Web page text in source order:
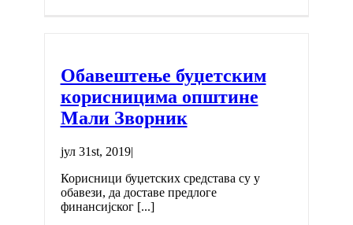
Обавештење буџетским
корисницима општине
Мали Зворник
јул 31st, 2019|
Корисници буџетских средстава су у
обавези, да доставе предлоге
финансијског [...]